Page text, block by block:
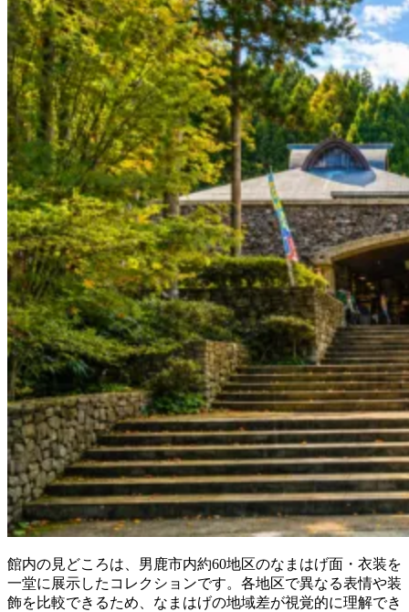
館内の見どころは、男鹿市内約60地区のなまはげ面・衣装を
一堂に展示したコレクションです。各地区で異なる表情や装
飾を比較できるため、なまはげの地域差が視覚的に理解でき